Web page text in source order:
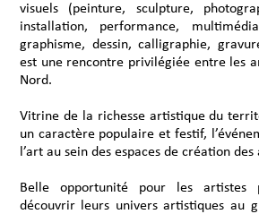
visuels (peinture, sculpture,
installation, performance,
graphisme, dessin, calligraphie,
est une rencontre privilégiée entre les
Nord.
Vitrine de la richesse artistique du
un caractère populaire et festif,
l’art au sein des espaces de création des
Belle opportunité pour les artistes
découvrir leurs univers artistiques au